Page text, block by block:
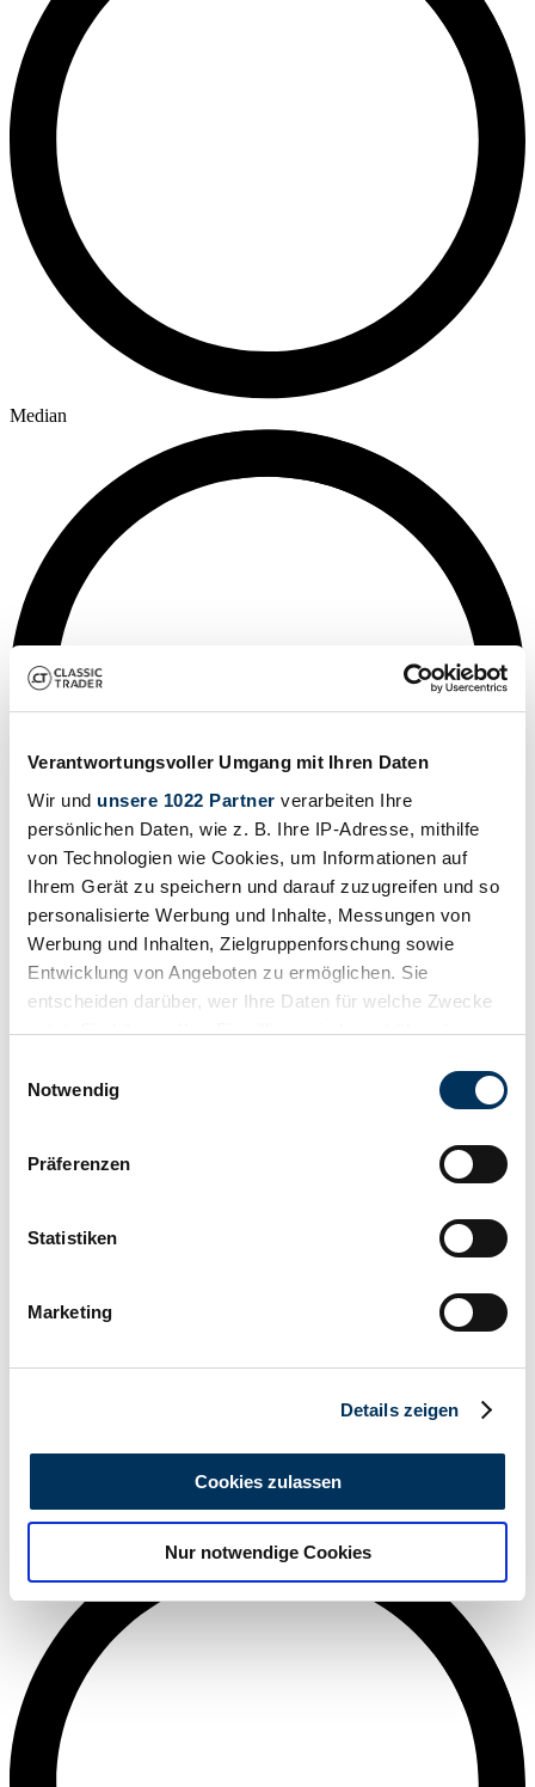
Verantwortungsvoller Umgang mit Ihren Daten
Wir und unsere 1022 Partner verarbeiten Ihre
persönlichen Daten, wie z. B. Ihre IP-Adresse, mithilfe
von Technologien wie Cookies, um Informationen auf
Ihrem Gerät zu speichern und darauf zuzugreifen und so
personalisierte Werbung und Inhalte, Messungen von
Werbung und Inhalten, Zielgruppenforschung sowie
Entwicklung von Angeboten zu ermöglichen. Sie
entscheiden darüber, wer Ihre Daten für welche Zwecke
nutzt. Sie können Ihre Einwilligung jederzeit über die
Trigger Symbol ändern oder widerrufen
Informationen über Ihre geografische Lage
können
bestimmten Merkmalen (Fingerprinting) identifizieren
Erfahren Sie mehr darüber, wie Ihre persönlichen Daten
analysieren. Außerdem geben wir Informationen zu Ihrer
Verwendung unserer Website an unsere Partner für
soziale Medien, Werbung und Analysen weiter. Unsere
Partner führen diese Informationen möglicherweise mit
weiteren Daten zusammen, die Sie ihnen bereitgestellt
haben oder die sie im Rahmen Ihrer Nutzung der Dienste
gesammelt haben.
Notwendig
Präferenzen
Statistiken
Marketing
Details zeigen
Cookies zulassen
Nur notwendige Cookies
Median
Lowest Value
Highest Value